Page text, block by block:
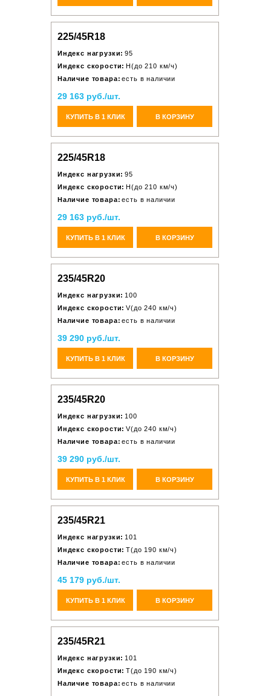
225/45R18
Индекс нагрузки: 95
Индекс скорости: H(до 210 км/ч)
Наличие товара: есть в наличии
29 163 руб./шт.
КУПИТЬ В 1 КЛИК В КОРЗИНУ
225/45R18
Индекс нагрузки: 95
Индекс скорости: H(до 210 км/ч)
Наличие товара: есть в наличии
29 163 руб./шт.
КУПИТЬ В 1 КЛИК В КОРЗИНУ
235/45R20
Индекс нагрузки: 100
Индекс скорости: V(до 240 км/ч)
Наличие товара: есть в наличии
39 290 руб./шт.
КУПИТЬ В 1 КЛИК В КОРЗИНУ
235/45R20
Индекс нагрузки: 100
Индекс скорости: V(до 240 км/ч)
Наличие товара: есть в наличии
39 290 руб./шт.
КУПИТЬ В 1 КЛИК В КОРЗИНУ
235/45R21
Индекс нагрузки: 101
Индекс скорости: T(до 190 км/ч)
Наличие товара: есть в наличии
45 179 руб./шт.
КУПИТЬ В 1 КЛИК В КОРЗИНУ
235/45R21
Индекс нагрузки: 101
Индекс скорости: T(до 190 км/ч)
Наличие товара: есть в наличии